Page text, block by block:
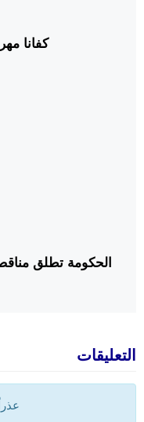
كفانا
الحكومة تطلق
التعليقات